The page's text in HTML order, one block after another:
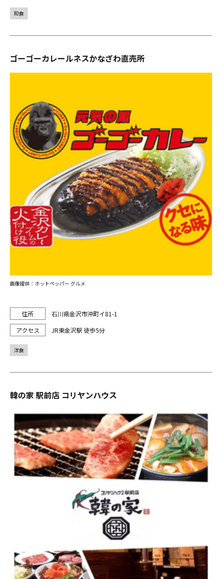
和食
ゴーゴーカレールネスかなざわ直売所
石川県金沢市沖町イ81-1
JR東金沢駅 徒歩5分
画像提供：ホットペッパー グルメ
洋食
韓の家 駅前店 コリヤンハウス